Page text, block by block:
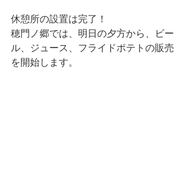
休憩所の設置は完了！
穂門ノ郷では、明日の夕方から、ビー
ル、ジュース、フライドポテトの販売
を開始します。